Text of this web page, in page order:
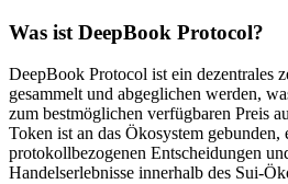
Was ist DeepBook Protocol?
DeepBook Protocol ist ein dezentrales
gesammelt und abgeglichen werden,
zum bestmöglichen verfügbaren Preis
Token ist an das Ökosystem
protokollbezogenen Entscheidungen
Handelserlebnisse innerhalb des Sui-